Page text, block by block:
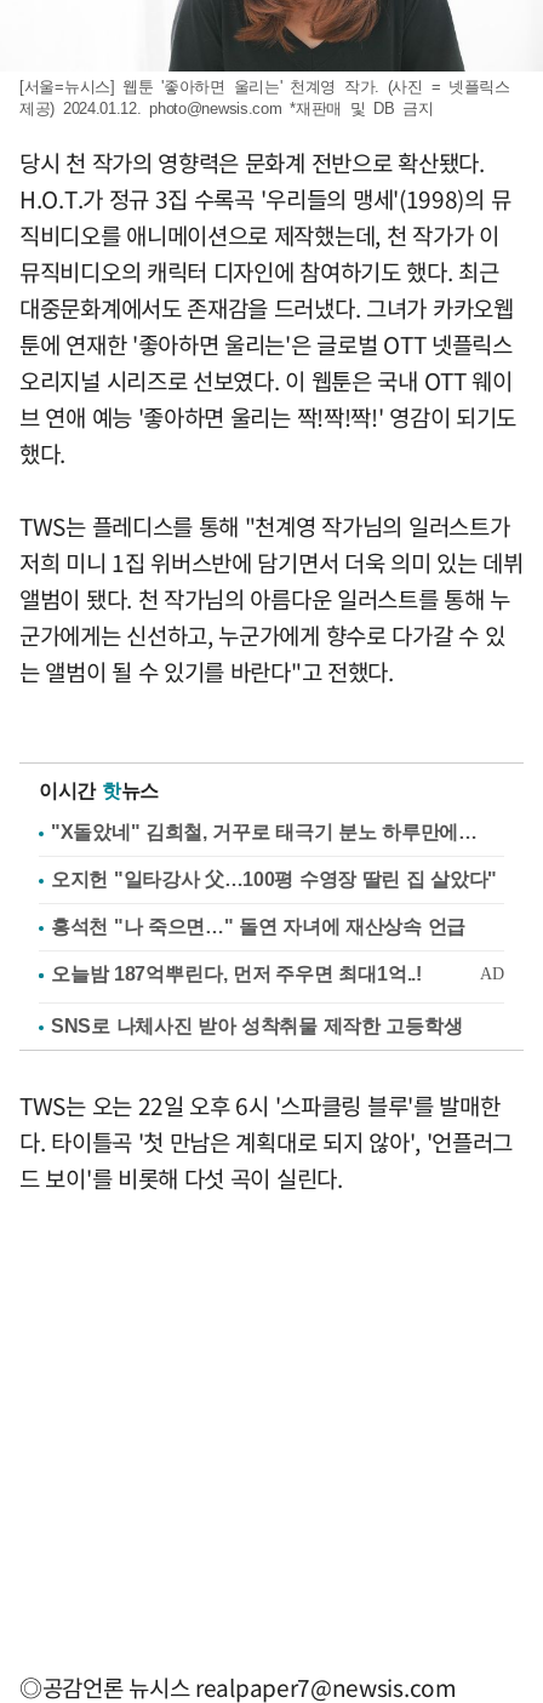
[서울=뉴시스] 웹툰 '좋아하면 울리는' 천계영 작가. (사진 = 넷플릭스
제공) 2024.01.12.photo@newsis.com *재판매 및 DB 금지
당시 천 작가의 영향력은 문화계 전반으로 확산됐다.
H.O.T.가 정규 3집 수록곡 '우리들의 맹세'(1998)의 뮤
직비디오를 애니메이션으로 제작했는데, 천 작가가 이
뮤직비디오의 캐릭터 디자인에 참여하기도 했다. 최근
대중문화계에서도 존재감을 드러냈다. 그녀가 카카오웹
툰에 연재한 '좋아하면 울리는'은 글로벌 OTT 넷플릭스
오리지널 시리즈로 선보였다. 이 웹툰은 국내 OTT 웨이
브 연애 예능 '좋아하면 울리는 짝!짝!짝!' 영감이 되기도
했다.
TWS는 플레디스를 통해 "천계영 작가님의 일러스트가
저희 미니 1집 위버스반에 담기면서 더욱 의미 있는 데뷔
앨범이 됐다. 천 작가님의 아름다운 일러스트를 통해 누
군가에게는 신선하고, 누군가에게 향수로 다가갈 수 있
는 앨범이 될 수 있기를 바란다"고 전했다.
이시간 핫뉴스
"X돌았네" 김희철, 거꾸로 태극기 분노 하루만에…
오지헌 "일타강사 父…100평 수영장 딸린 집 살았다"
홍석천 "나 죽으면…" 돌연 자녀에 재산상속 언급
SNS로 나체사진 받아 성착취물 제작한 고등학생
TWS는 오는 22일 오후 6시 '스파클링 블루'를 발매한
다. 타이틀곡 '첫 만남은 계획대로 되지 않아', '언플러그
드 보이'를 비롯해 다섯 곡이 실린다.
◎공감언론 뉴시스realpaper7@newsis.com